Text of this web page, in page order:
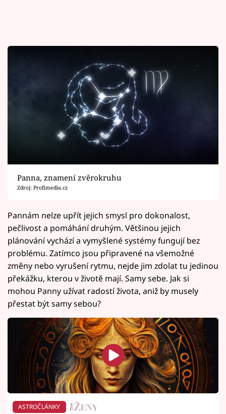
Panna, znamení zvěrokruhu
Zdroj: Profimedia.cz
Pannám nelze upřít jejich smysl pro dokonalost,
pečlivost a pomáhání druhým. Většinou jejich
plánování vychází a vymyšlené systémy fungují bez
problému. Zatímco jsou připravené na všemožné
změny nebo vyrušení rytmu, nejde jim zdolat tu jedinou
překážku, kterou v životě mají. Samy sebe. Jak si
mohou Panny užívat radostí života, aniž by musely
přestat být samy sebou?
ASTROČLÁNKY